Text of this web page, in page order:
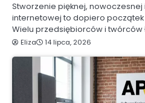
Stworzenie pięknej,
internetowej to dopiero
Wielu przedsiębiorców i twórców
Eliza 14 lipca, 2026